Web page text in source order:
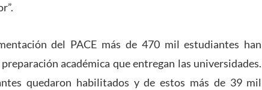
del PACE más de 470 mil estudiantes han
académica que entregan las universidades.
quedaron habilitados y de estos más de 39 mil